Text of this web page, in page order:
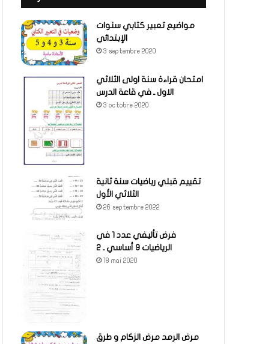
مواضيع تعبير كتابي سنوات
الإبتدائي
3 septembre 2020
امتحان قراءة سنة اولى الثلاثي
الاول ـ في قاعة الدرس
3 octobre 2020
تقييم قبلي رياضيات سنة ثانية
الثلاثي الأول
26 septembre 2022
فرض تأليفي عدد 1 في
الرياضيات 9 أساسي ـ 2
18 mai 2020
مرض الرمد مرض الزكام و طرق